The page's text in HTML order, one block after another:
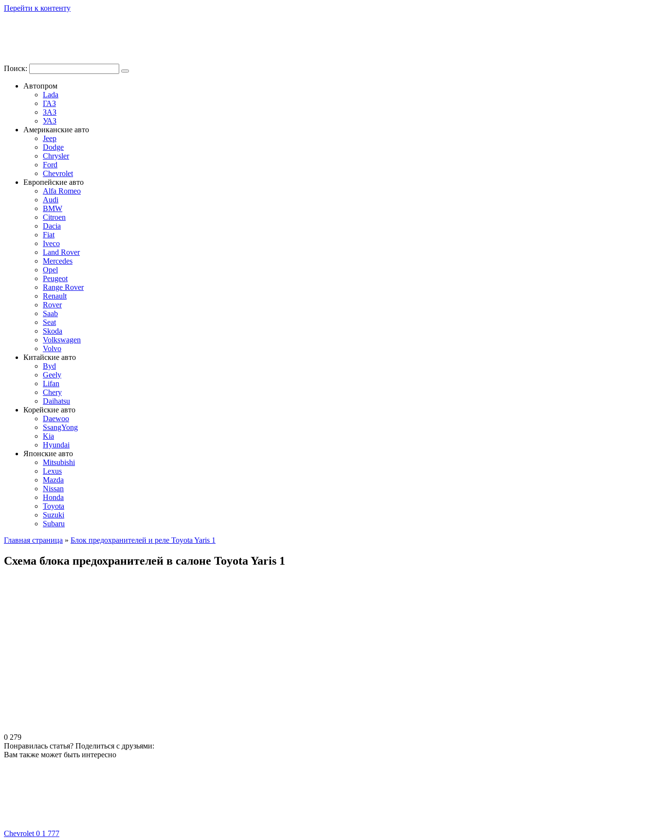
Перейти к контенту
Поиск:
Автопром
Lada
ГАЗ
ЗАЗ
УАЗ
Американские авто
Jeep
Dodge
Chrysler
Ford
Chevrolet
Европейские авто
Alfa Romeo
Audi
BMW
Citroen
Dacia
Fiat
Iveco
Land Rover
Mercedes
Opel
Peugeot
Range Rover
Renault
Rover
Saab
Seat
Skoda
Volkswagen
Volvo
Китайские авто
Byd
Geely
Lifan
Chery
Daihatsu
Корейские авто
Daewoo
SsangYong
Kia
Hyundai
Японские авто
Mitsubishi
Lexus
Mazda
Nissan
Honda
Toyota
Suzuki
Subaru
Главная страница » Блок предохранителей и реле Toyota Yaris 1
Схема блока предохранителей в салоне Toyota Yaris 1
0 279
Понравилась статья? Поделиться с друзьями:
Вам также может быть интересно
Chevrolet 0 1 777